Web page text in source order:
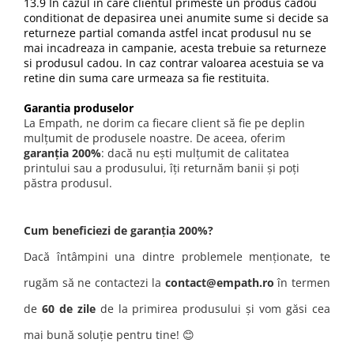
conditionat de depasirea unei anumite sume si decide sa
returneze partial comanda astfel incat produsul nu se
mai incadreaza in campanie, acesta trebuie sa returneze
si produsul cadou. In caz contrar valoarea acestuia se va
retine din suma care urmeaza sa fie restituita.
Garantia produselor
La Empath, ne dorim ca fiecare client să fie pe deplin
mulțumit de produsele noastre. De aceea, oferim
garanția 200%: dacă nu ești mulțumit de calitatea
printului sau a produsului, îți returnăm banii și poți
păstra produsul.
Cum beneficiezi de garanția 200%?
Dacă întâmpini una dintre problemele menționate, te
rugăm să ne contactezi la contact@empath.ro în termen
de 60 de zilede la primirea produsului și vom găsi cea
mai bună soluție pentru tine! 😊